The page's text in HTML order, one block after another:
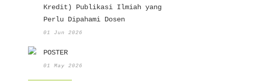
Kredit) Publikasi Ilmiah yang
Perlu Dipahami Dosen
01 Jun 2026
POSTER
01 May 2026